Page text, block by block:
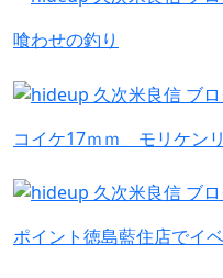
喰わせの釣り
コイケ17ｍｍ モリケン
ポイント徳島藍住店でイ